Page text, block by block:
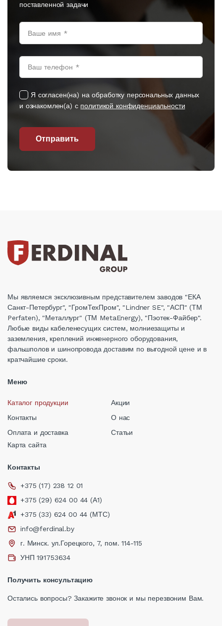
поставленной задачи
Я согласен(на) на обработку персональных данных
и ознакомлен(а) с политикой конфиденциальности
Отправить
Мы являемся эксклюзивным представителем заводов "ЕКА
Санкт-Петербург", "ГромТехПром", "Lindner SE", "АСП" (ТМ
Perfaten), "Металлург" (ТМ MetaEnergy), "Пэотек-Файбер".
Любые виды кабеленесущих систем, молниезащиты и
заземления, креплений инженерного оборудования,
фальшполов и шинопровода доставим по выгодной цене и в
кратчайшие сроки.
Меню
Каталог продукции
Акции
Контакты
О нас
Оплата и доставка
Статьи
Карта сайта
Контакты
+375 (17) 238 12 01
+375 (29) 624 00 44 (А1)
+375 (33) 624 00 44 (МТС)
info@ferdinal.by
г. Минск. ул.Горецкого, 7, пом. 114-115
УНП 191753634
Получить консультацию
Остались вопросы? Закажите звонок и мы перезвоним Вам.